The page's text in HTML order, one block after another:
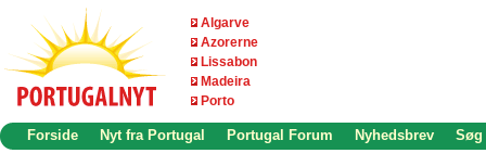
Algarve
Azorerne
Lissabon
Madeira
Porto
Forside Nyt fra Portugal Portugal Forum Nyhedsbrev Søg